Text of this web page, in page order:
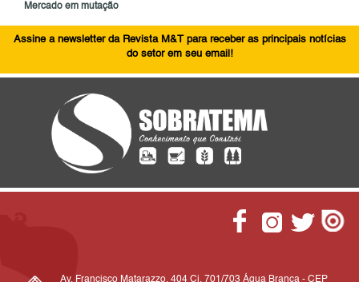
Mercado em mutação
Assine a newsletter da Revista M&T para receber as principais notícias
do setor em seu email!
Av. Francisco Matarazzo, 404 Cj. 701/703 Água Branca - CEP